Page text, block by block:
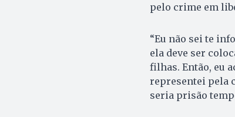
pelo crime em
“Eu não sei te
ela deve ser
filhas. Então, eu
representei pela
seria prisão